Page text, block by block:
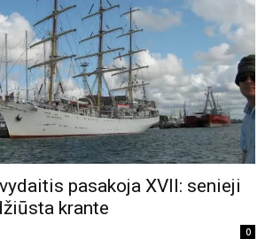
pasakoja XVII: senieji
krante
0